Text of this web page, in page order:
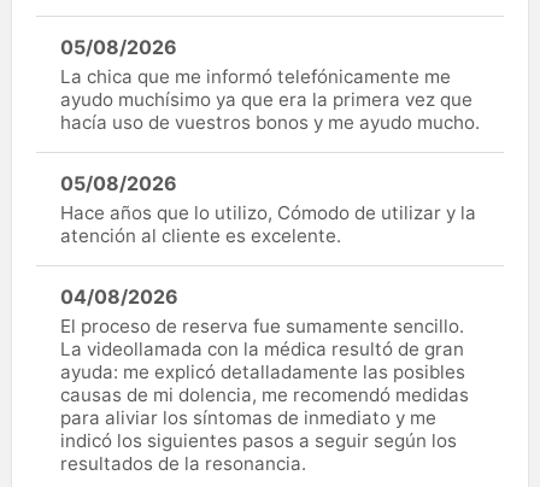
05/08/2026
La chica que me informó telefónicamente me
ayudo muchísimo ya que era la primera vez que
hacía uso de vuestros bonos y me ayudo mucho.
05/08/2026
Hace años que lo utilizo, Cómodo de utilizar y la
atención al cliente es excelente.
04/08/2026
El proceso de reserva fue sumamente sencillo.
La videollamada con la médica resultó de gran
ayuda: me explicó detalladamente las posibles
causas de mi dolencia, me recomendó medidas
para aliviar los síntomas de inmediato y me
indicó los siguientes pasos a seguir según los
resultados de la resonancia.